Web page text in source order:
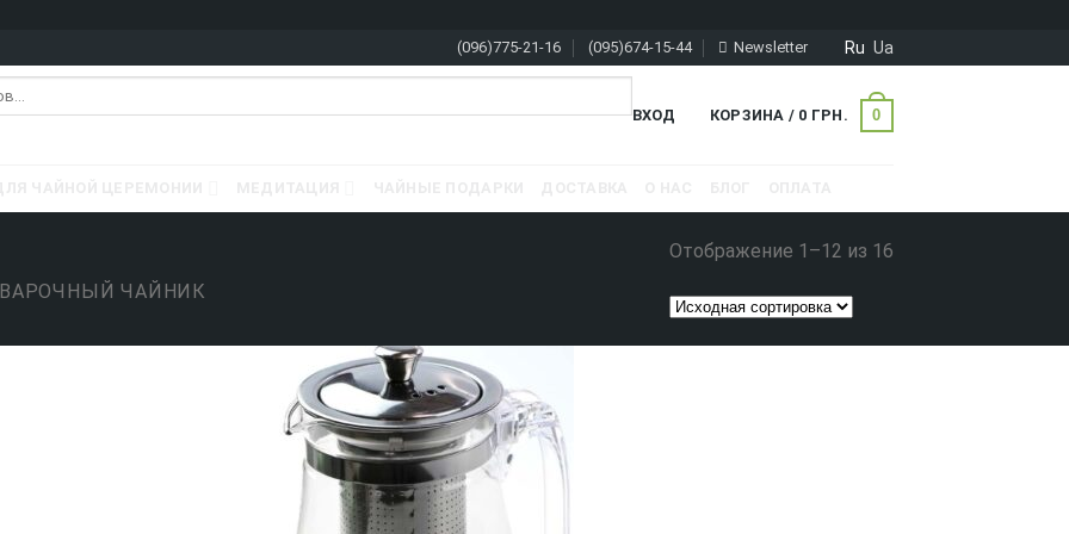
(096)775-21-16 (095)674-15-44 Newsletter Ru Ua
ВХОД КОРЗИНА / 0 ГРН. 0
ЧАЙНИК
Отображение 1–12 из 16